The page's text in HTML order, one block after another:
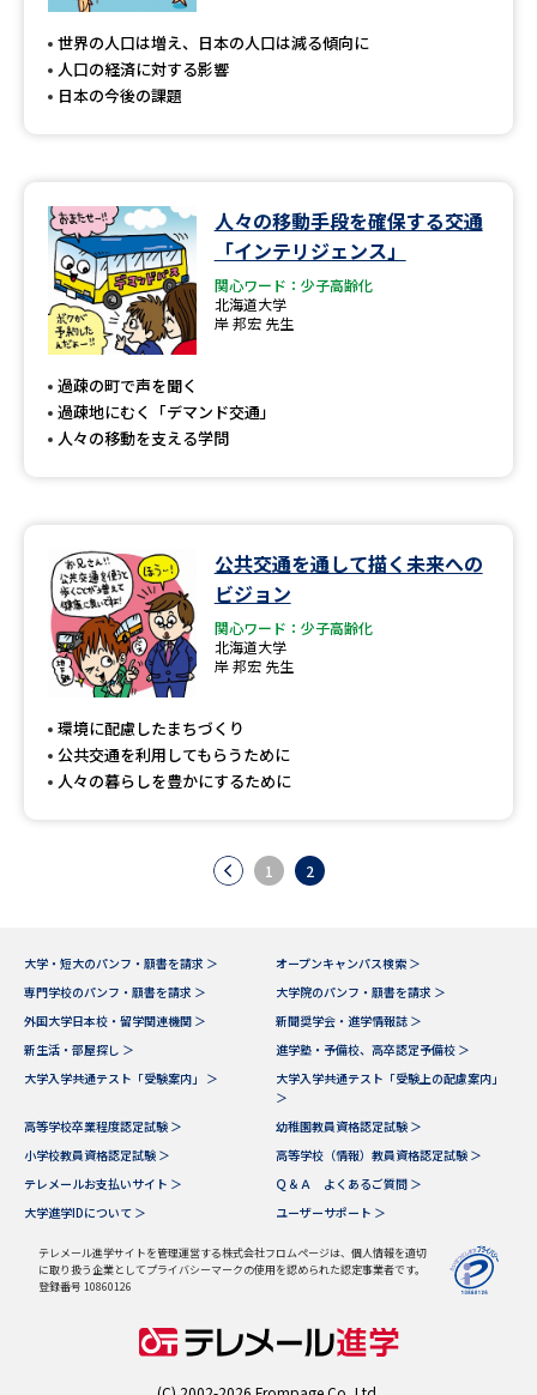
世界の人口は増え、日本の人口は減る傾向に
人口の経済に対する影響
日本の今後の課題
人々の移動手段を確保する交通
「インテリジェンス」
関心ワード：少子高齢化
北海道大学
岸 邦宏 先生
過疎の町で声を聞く
過疎地にむく「デマンド交通」
人々の移動を支える学問
公共交通を通して描く未来への
ビジョン
関心ワード：少子高齢化
北海道大学
岸 邦宏 先生
環境に配慮したまちづくり
公共交通を利用してもらうために
人々の暮らしを豊かにするために
1 2
大学・短大のパンフ・願書を請求 ＞
オープンキャンパス検索 ＞
専門学校のパンフ・願書を請求 ＞
大学院のパンフ・願書を請求 ＞
外国大学日本校・留学関連機関 ＞
新聞奨学会・進学情報誌 ＞
新生活・部屋探し ＞
進学塾・予備校、高卒認定予備校 ＞
大学入学共通テスト「受験案内」 ＞
大学入学共通テスト「受験上の配慮案内」
＞
高等学校卒業程度認定試験 ＞
幼稚園教員資格認定試験 ＞
小学校教員資格認定試験 ＞
高等学校（情報）教員資格認定試験 ＞
テレメールお支払いサイト ＞
Ｑ＆Ａ よくあるご質問 ＞
大学進学IDについて ＞
ユーザーサポート ＞
テレメール進学サイトを管理運営する株式会社フロムページは、個人情報を適切
に取り扱う企業としてプライバシーマークの使用を認められた認定事業者です。
登録番号 10860126